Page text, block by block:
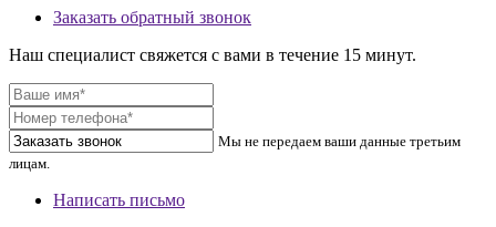
Заказать обратный звонок
Наш специалист свяжется с вами в течение 15 минут.
Мы не передаем ваши данные третьим
лицам.
Написать письмо